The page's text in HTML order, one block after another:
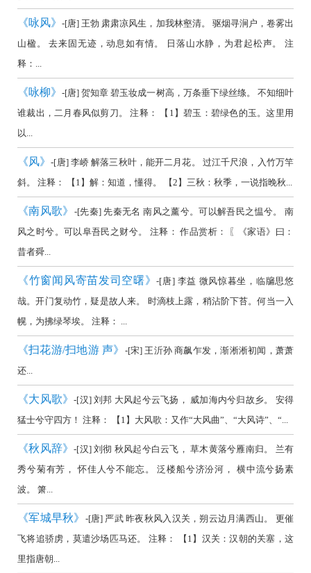
《咏风》-[唐] 王勃 肃肃凉风生，加我林壑清。 驱烟寻涧户，卷雾出
山楹。 去来固无迹，动息如有情。 日落山水静，为君起松声。 注
释：...
《咏柳》-[唐] 贺知章 碧玉妆成一树高，万条垂下绿丝绦。 不知细叶
谁裁出，二月春风似剪刀。 注释： 【1】碧玉：碧绿色的玉。这里用
以...
《风》-[唐] 李峤 解落三秋叶，能开二月花。 过江千尺浪，入竹万竿
斜。 注释： 【1】解：知道，懂得。 【2】三秋：秋季，一说指晚秋...
《南风歌》 -[先秦] 先秦无名 南风之薰兮。可以解吾民之愠兮。 南
风之时兮。可以阜吾民之财兮。 注释： 作品赏析： 〖《家语》曰：
昔者舜...
《竹窗闻风寄苗发司空曙》-[唐] 李益 微风惊暮坐，临牖思悠
哉。开门复动竹，疑是故人来。 时滴枝上露，稍沾阶下苔。何当一入
幌，为拂绿琴埃。 注释： ...
《扫花游/扫地游 声》 -[宋] 王沂孙 商飙乍发，渐淅淅初闻，萧萧
还...
《大风歌》-[汉] 刘邦 大风起兮云飞扬， 威加海内兮归故乡。 安得
猛士兮守四方！ 注释： 【1】大风歌：又作“大风曲”、“大风诗”、“...
《秋风辞》-[汉] 刘彻 秋风起兮白云飞， 草木黄落兮雁南归。 兰有
秀兮菊有芳， 怀佳人兮不能忘。 泛楼船兮济汾河， 横中流兮扬素
波。 箫...
《军城早秋》 -[唐] 严武 昨夜秋风入汉关，朔云边月满西山。 更催
飞将追骄虏，莫遣沙场匹马还。 注释： 【1】汉关：汉朝的关塞，这
里指唐朝...